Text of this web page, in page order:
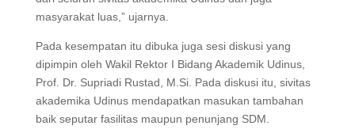
masyarakat luas,” ujarnya.
Pada kesempatan itu dibuka juga sesi diskusi yang
dipimpin oleh Wakil Rektor I Bidang Akademik Udinus,
Prof. Dr. Supriadi Rustad, M.Si. Pada diskusi itu, sivitas
akademika Udinus mendapatkan masukan tambahan
baik seputar fasilitas maupun penunjang SDM.